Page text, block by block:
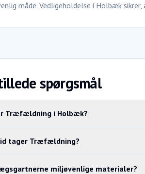
måde. Vedligeholdelse i Holbæk
spørgsmål
Træfældning i Holbæk?
tager Træfældning?
miljøvenlige materialer?